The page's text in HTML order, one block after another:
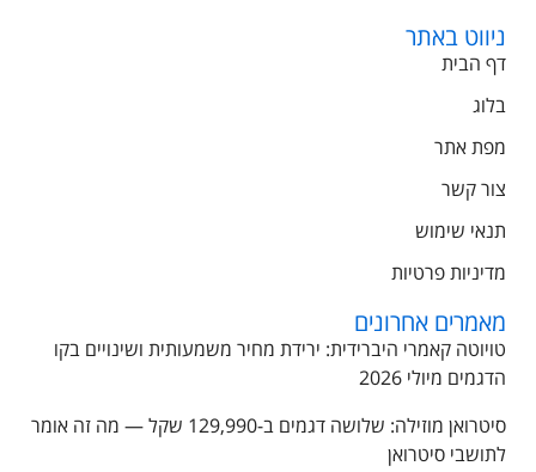
ניווט באתר
דף הבית
בלוג
מפת אתר
צור קשר
תנאי שימוש
מדיניות פרטיות
מאמרים אחרונים
טויוטה קאמרי היברידית: ירידת מחיר משמעותית ושינויים בקו
הדגמים מיולי 2026
סיטרואן מוזילה: שלושה דגמים ב-129,990 שקל — מה זה אומר
לתושבי סיטרואן